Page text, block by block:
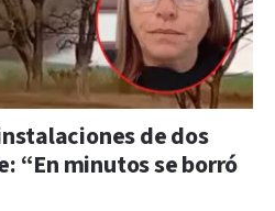
de dos
“En minutos se borró